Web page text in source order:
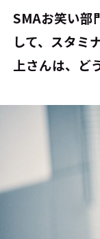
――SMAお笑い
して、スタミ
上さんは、ど